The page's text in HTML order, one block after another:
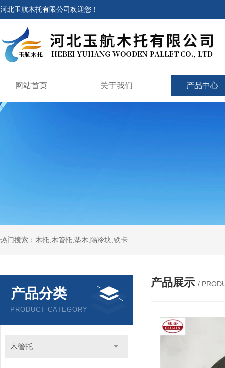
河北玉航木托有限公司欢迎您！
网站首页 关于我们 产品中心
热门搜索：木托,木管托,垫木,隔冷块,铁卡
产品分类
PRODUCT CATEGORY
木管托
产品展示 /